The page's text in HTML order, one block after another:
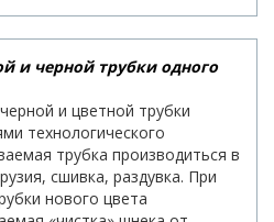
и черной трубки одного
и цветной трубки
технологического
трубка производиться в
сшивка, раздувка. При
нового цвета